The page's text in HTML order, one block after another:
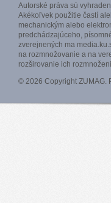
Autorské práva sú
Akékoľvek použitie častí
mechanickým alebo
predchádzajúceho,
zverejnených ma
na rozmnožovanie a na
rozširovanie ich
© 2026 Copyright ZUMAG.